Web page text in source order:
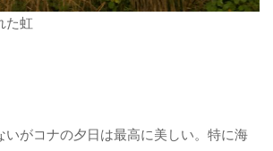
た虹
いがコナの夕日は最高に美しい。特に海